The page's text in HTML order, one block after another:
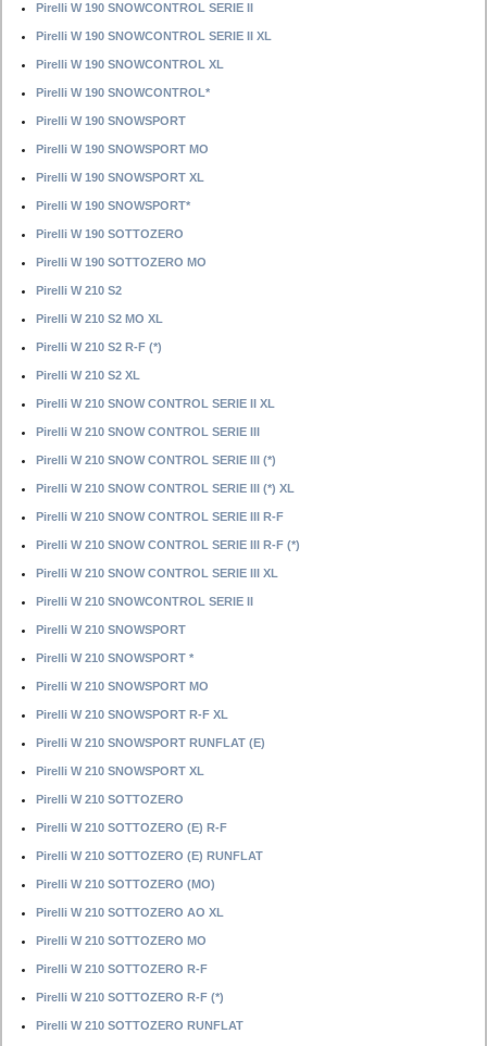
Pirelli W 190 SNOWCONTROL SERIE II
Pirelli W 190 SNOWCONTROL SERIE II XL
Pirelli W 190 SNOWCONTROL XL
Pirelli W 190 SNOWCONTROL*
Pirelli W 190 SNOWSPORT
Pirelli W 190 SNOWSPORT MO
Pirelli W 190 SNOWSPORT XL
Pirelli W 190 SNOWSPORT*
Pirelli W 190 SOTTOZERO
Pirelli W 190 SOTTOZERO MO
Pirelli W 210 S2
Pirelli W 210 S2 MO XL
Pirelli W 210 S2 R-F (*)
Pirelli W 210 S2 XL
Pirelli W 210 SNOW CONTROL SERIE II XL
Pirelli W 210 SNOW CONTROL SERIE III
Pirelli W 210 SNOW CONTROL SERIE III (*)
Pirelli W 210 SNOW CONTROL SERIE III (*) XL
Pirelli W 210 SNOW CONTROL SERIE III R-F
Pirelli W 210 SNOW CONTROL SERIE III R-F (*)
Pirelli W 210 SNOW CONTROL SERIE III XL
Pirelli W 210 SNOWCONTROL SERIE II
Pirelli W 210 SNOWSPORT
Pirelli W 210 SNOWSPORT *
Pirelli W 210 SNOWSPORT MO
Pirelli W 210 SNOWSPORT R-F XL
Pirelli W 210 SNOWSPORT RUNFLAT (E)
Pirelli W 210 SNOWSPORT XL
Pirelli W 210 SOTTOZERO
Pirelli W 210 SOTTOZERO (E) R-F
Pirelli W 210 SOTTOZERO (E) RUNFLAT
Pirelli W 210 SOTTOZERO (MO)
Pirelli W 210 SOTTOZERO AO XL
Pirelli W 210 SOTTOZERO MO
Pirelli W 210 SOTTOZERO R-F
Pirelli W 210 SOTTOZERO R-F (*)
Pirelli W 210 SOTTOZERO RUNFLAT